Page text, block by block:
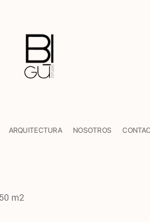
ARQUITECTURA NOSOTROS
m2